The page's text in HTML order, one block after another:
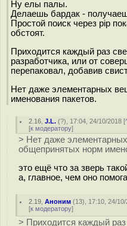
Ну елы палы.
Делаешь бардак -
Простой поиск через pip
обстоят.
Приходится каждый раз
разработчика, или от
перепаковал, добавив
Нет даже элементарных
именования пакетов.
2.16 ,J.L. (?), 17:04, 24/10/2018 [
[к модератору]
> Нет даже
общепринятых норм
это ещё что за зверь
а, главное, чем оно
2.19 ,Аноним (13), 17:10, 24/
[к модератору]
> Приходится каждый